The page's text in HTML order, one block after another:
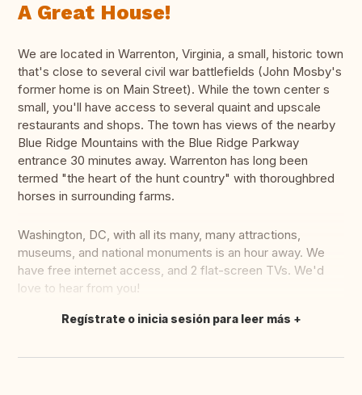
A Great House!
We are located in Warrenton, Virginia, a small, historic town
that's close to several civil war battlefields (John Mosby's
former home is on Main Street). While the town center s
small, you'll have access to several quaint and upscale
restaurants and shops. The town has views of the nearby
Blue Ridge Mountains with the Blue Ridge Parkway
entrance 30 minutes away. Warrenton has long been
termed "the heart of the hunt country" with thoroughbred
horses in surrounding farms.
Washington, DC, with all its many, many attractions,
museums, and national monuments is an hour away. We
have free internet access, and 2 flat-screen TVs. We'd
love to hear from you!
Traducir
Regístrate o inicia sesión para leer más